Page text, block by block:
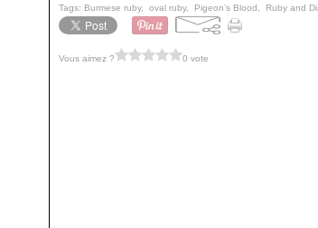
Tags: Burmese ruby, oval ruby, Pigeon’s Blood Ruby and
Vous aimez ? 0 vote